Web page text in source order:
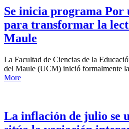
Se inicia programa Por
para transformar la
Maule
La Facultad de Ciencias de la
del Maule (UCM) inició formalmente
More
La inflación de julio se